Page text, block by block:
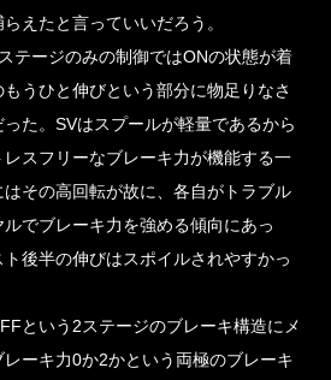
えたと言っていいだろう。
テージのみの制御ではONの状態が着
うひと伸びという部分に物足りなさ
た。SVはスプールが軽量であるから
スフリーなブレーキ力が機能する一
その高回転が故に、各自がトラブル
でブレーキ力を強める傾向にあっ
後半の伸びはスポイルされやすかっ
という2ステージのブレーキ構造にメ
ーキ力0か2かという両極のブレーキ